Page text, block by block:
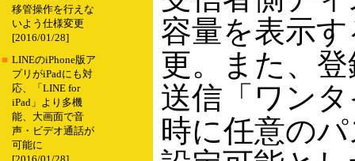
移管操作を行えな
いよう仕様変更
[2016/01/28]
■ LINEのiPhone版ア
プリがiPadにも対
応、「LINE for
iPad」より多機
能、大画面で音
声・ビデオ通話が
可能に
容量を表示
更。また、
送信「ワン
時に任意の